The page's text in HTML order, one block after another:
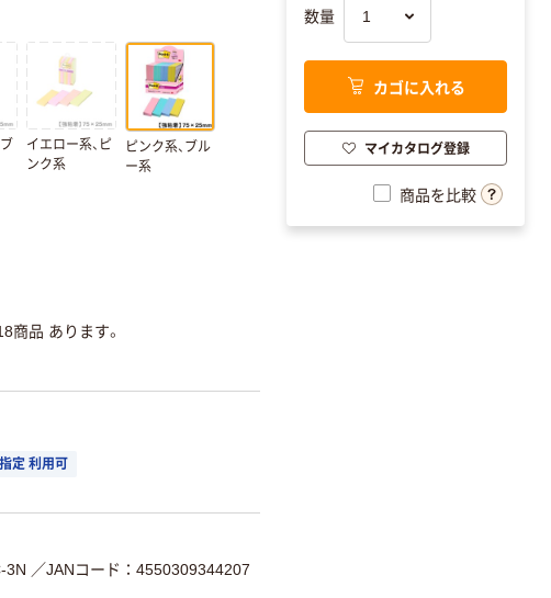
イエロー系、ピ
ンク系
ピンク系、ブル
ー系
商品 あります。
定 利用可
3N ／JANコード：4550309344207
数量
カゴに入れる
マイカタログ登録
商品を比較